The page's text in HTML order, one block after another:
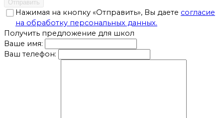
Отправить
Нажимая на кнопку «Отправить», Вы даете согласие
на обработку персональных данных.
Получить предложение для школ
Ваше имя:
Ваш телефон: